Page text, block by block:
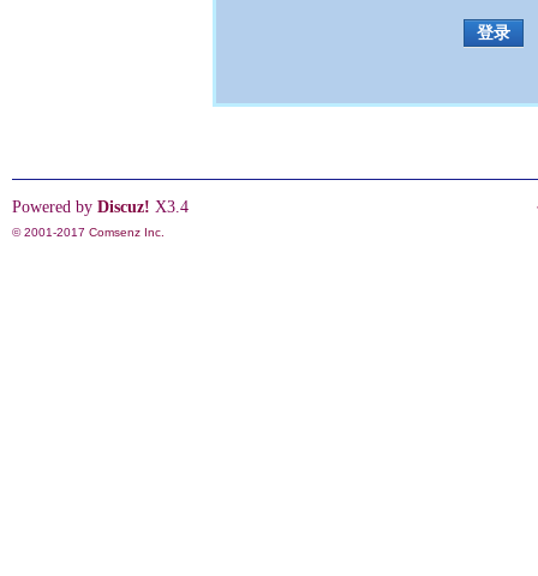
登录
Powered by Discuz! X3.4
© 2001-2017 Comsenz Inc.